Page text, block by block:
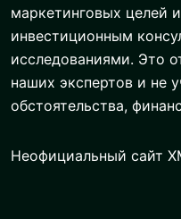
маркетинговых целей
инвестиционным
исследованиями. Это
наших экспертов и не
обстоятельства,
Неофициальный сайт